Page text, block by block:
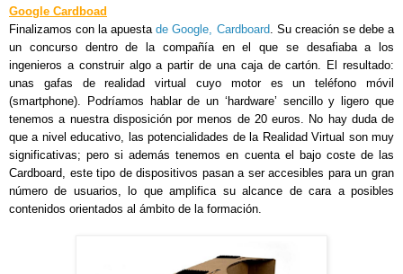
Google Cardboad
Finalizamos con la apuestade Google, Cardboard. Su creación se debe a
un concurso dentro de la compañía en el que se desafiaba a los
ingenieros a construir algo a partir de una caja de cartón. El resultado:
unas gafas de realidad virtual cuyo motor es un teléfono móvil
(smartphone). Podríamos hablar de un ‘hardware’ sencillo y ligero que
tenemos a nuestra disposición por menos de 20 euros. No hay duda de
que a nivel educativo, las potencialidades de la Realidad Virtual son muy
significativas; pero si además tenemos en cuenta el bajo coste de las
Cardboard, este tipo de dispositivos pasan a ser accesibles para un gran
número de usuarios, lo que amplifica su alcance de cara a posibles
contenidos orientados al ámbito de la formación.